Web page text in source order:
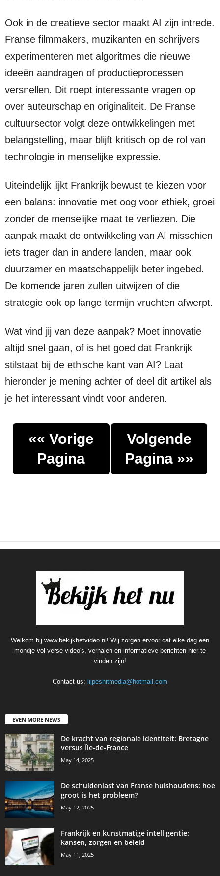
Ook in de creatieve sector maakt AI zijn intrede.
Franse filmmakers, muzikanten en schrijvers
experimenteren met algoritmes die nieuwe
ideeën aandragen of productieprocessen
versnellen. Dit roept interessante vragen op
over auteurschap en originaliteit. De Franse
cultuursector volgt deze ontwikkelingen met
belangstelling, maar blijft kritisch op de rol van
technologie in menselijke expressie.
Uiteindelijk lijkt Frankrijk bewust te kiezen voor
een balans: innovatie met oog voor ethiek, groei
zonder de menselijke maat te verliezen. Die
aanpak maakt de ontwikkeling van AI misschien
iets trager dan in andere landen, maar ook
duurzamer en maatschappelijk beter ingebed.
De komende jaren zullen uitwijzen of die
strategie ook op lange termijn vruchten afwerpt.
Wat vind jij van deze aanpak? Moet innovatie
altijd snel gaan, of is het goed dat Frankrijk
stilstaat bij de ethische kant van AI? Laat
hieronder je mening achter of deel dit artikel als
je het interessant vindt voor anderen.
«« Vorige
Pagina
Volgende
Pagina »»
Welkom bij www.bekijkhetvideo.nl! Wij zorgen ervoor dat elke dag een
mondje vol verse video's, verhalen en informatieve berichten hier te
vinden zijn!
Contact us: lijpeshitmedia@hotmail.com
EVEN MORE NEWS
De kracht van regionale identiteit: Bretagne
versus Île-de-France
May 14, 2025
De schuldenlast van Franse huishoudens: hoe
groot is het probleem?
May 12, 2025
Frankrijk en kunstmatige intelligentie:
kansen, zorgen en beleid
May 11, 2025